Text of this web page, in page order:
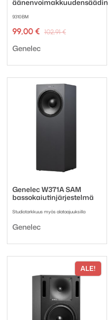
äänenvoimakkuudensäädin
9310BM
102,91€Alkuperäinen
99,00 €
Nykyinen
Tuotemerkki:
Genelec
Genelec W371A SAM
bassokaiutinjärjestelmä
Studiotarkkuus myös alataajuuksilla
Tuotemerkki:
Genelec
ALE!